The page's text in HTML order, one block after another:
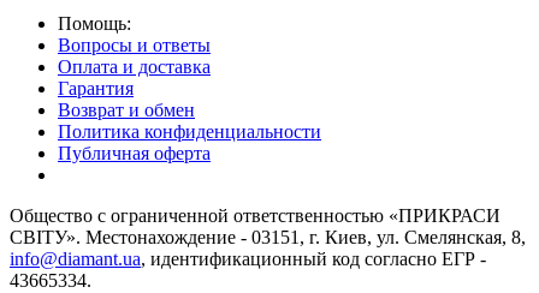
Помощь:
Вопросы и ответы
Оплата и доставка
Гарантия
Возврат и обмен
Политика конфиденциальности
Публичная оферта
Общество с ограниченной ответственностью «ПРИКРАСИ
СВІТУ». Местонахождение - 03151, г. Киев, ул. Смелянская, 8,
info@diamant.ua, идентификационный код согласно ЕГР -
43665334.